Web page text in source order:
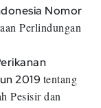
Nomor
Perlindungan
2019 tentang
Pesisir dan